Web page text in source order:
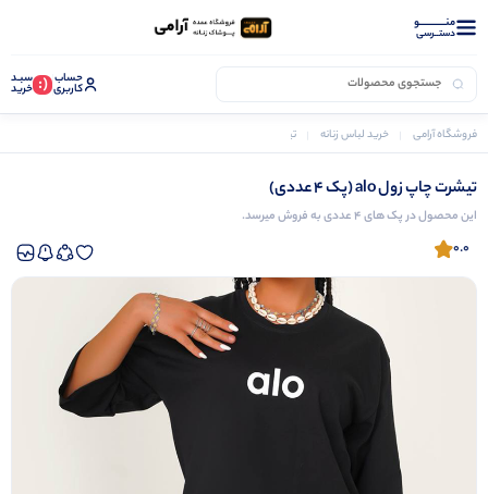
منــــــــــــو
دستــرسی
حساب
کاربری (: سبـد
خرید
فروشگاه آرامی خرید لباس زنانه تیشرت زنانه
تیشرت چاپ زول alo (پک 4 عددی)
این محصول در پک های 4 عددی به فروش میرسد.
0.0